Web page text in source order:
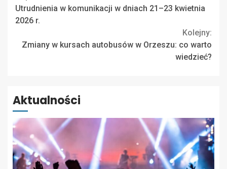
Reading
Utrudnienia w komunikacji w dniach 21–23 kwietnia
2026 r.
Kolejny:
Zmiany w kursach autobusów w Orzeszu: co warto
wiedzieć?
Aktualności